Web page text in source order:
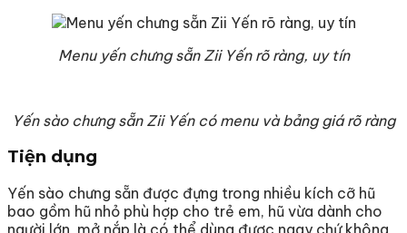
Menu yến chưng sẵn Zii Yến rõ ràng, uy tín
Yến sào chưng sẵn Zii Yến có menu và bảng giá rõ ràng
Tiện dụng
Yến sào chưng sẵn được đựng trong nhiều kích cỡ hũ
bao gồm hũ nhỏ phù hợp cho trẻ em, hũ vừa dành cho
người lớn, mở nắp là có thể dùng được ngay chứ không